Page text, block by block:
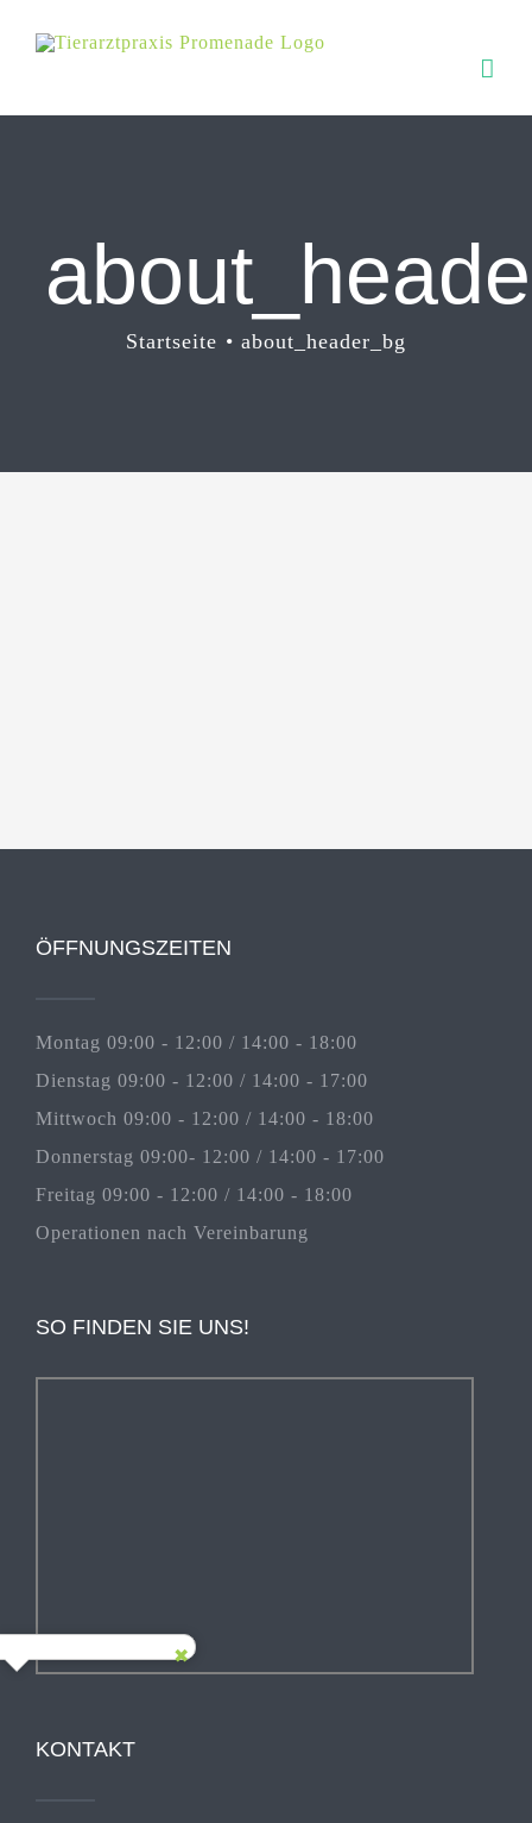
Inhalt
Startseite about_header_bg
ÖFFNUNGSZEITEN
Montag 09:00 - 12:00 / 14:00 - 18:00
Dienstag 09:00 - 12:00 / 14:00 - 17:00
Mittwoch 09:00 - 12:00 / 14:00 - 18:00
Donnerstag 09:00- 12:00 / 14:00 - 17:00
Freitag 09:00 - 12:00 / 14:00 - 18:00
Operationen nach Vereinbarung
SO FINDEN SIE UNS!
KONTAKT